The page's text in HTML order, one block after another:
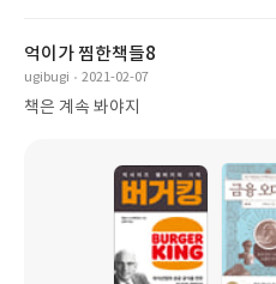
억이가 찜한책들8
ugibugi 2021-02-07
책은 계속 봐야지